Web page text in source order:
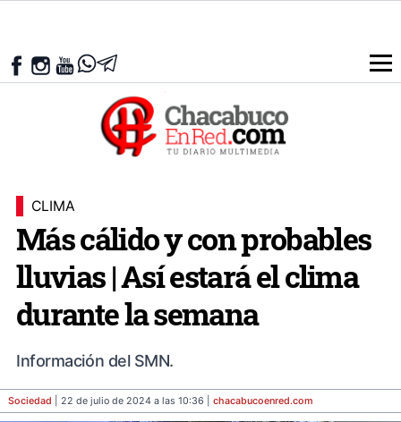
CLIMA
Más cálido y con probables
lluvias | Así estará el clima
durante la semana
Información del SMN.
Sociedad | 22 de julio de 2024 a las 10:36 | chacabucoenred.com